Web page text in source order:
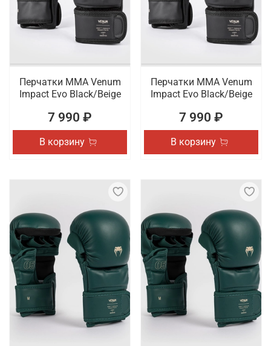
Перчатки ММА Venum
Impact Evo Black/Beige
7 990 ₽
В корзину
Перчатки ММА Venum
Impact Evo Black/Beige
7 990 ₽
В корзину